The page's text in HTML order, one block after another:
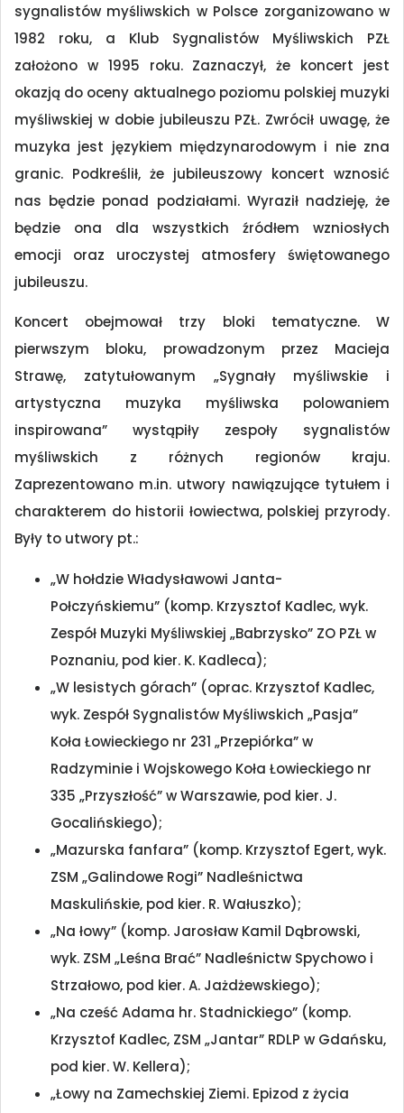
sygnalistów myśliwskich w Polsce zorganizowano w
1982 roku, a Klub Sygnalistów Myśliwskich PZŁ
założono w 1995 roku. Zaznaczył, że koncert jest
okazją do oceny aktualnego poziomu polskiej muzyki
myśliwskiej w dobie jubileuszu PZŁ. Zwrócił uwagę, że
muzyka jest językiem międzynarodowym i nie zna
granic. Podkreślił, że jubileuszowy koncert wznosić
nas będzie ponad podziałami. Wyraził nadzieję, że
będzie ona dla wszystkich źródłem wzniosłych
emocji oraz uroczystej atmosfery świętowanego
jubileuszu.
Koncert obejmował trzy bloki tematyczne. W
pierwszym bloku, prowadzonym przez Macieja
Strawę, zatytułowanym „Sygnały myśliwskie i
artystyczna muzyka myśliwska polowaniem
inspirowana” wystąpiły zespoły sygnalistów
myśliwskich z różnych regionów kraju.
Zaprezentowano m.in. utwory nawiązujące tytułem i
charakterem do historii łowiectwa, polskiej przyrody.
Były to utwory pt.:
„W hołdzie Władysławowi Janta-
Połczyńskiemu” (komp. Krzysztof Kadlec, wyk.
Zespół Muzyki Myśliwskiej „Babrzysko” ZO PZŁ w
Poznaniu, pod kier. K. Kadleca);
„W lesistych górach” (oprac. Krzysztof Kadlec,
wyk. Zespół Sygnalistów Myśliwskich „Pasja”
Koła Łowieckiego nr 231 „Przepiórka” w
Radzyminie i Wojskowego Koła Łowieckiego nr
335 „Przyszłość” w Warszawie, pod kier. J.
Gocalińskiego);
„Mazurska fanfara” (komp. Krzysztof Egert, wyk.
ZSM „Galindowe Rogi” Nadleśnictwa
Maskulińskie, pod kier. R. Wałuszko);
„Na łowy” (komp. Jarosław Kamil Dąbrowski,
wyk. ZSM „Leśna Brać” Nadleśnictw Spychowo i
Strzałowo, pod kier. A. Jażdżewskiego);
„Na cześć Adama hr. Stadnickiego” (komp.
Krzysztof Kadlec, ZSM „Jantar” RDLP w Gdańsku,
pod kier. W. Kellera);
„Łowy na Zamechskiej Ziemi. Epizod z życia